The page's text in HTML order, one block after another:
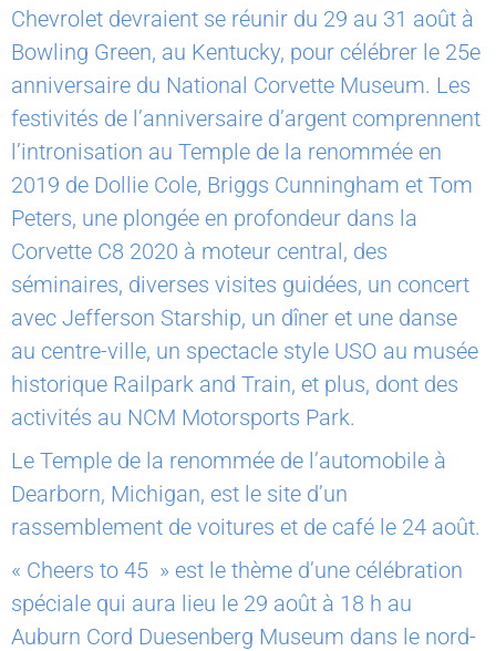
Chevrolet devraient se réunir du 29 au 31 août à
Bowling Green, au Kentucky, pour célébrer le 25e
anniversaire du National Corvette Museum. Les
festivités de l’anniversaire d’argent comprennent
l’intronisation au Temple de la renommée en
2019 de Dollie Cole, Briggs Cunningham et Tom
Peters, une plongée en profondeur dans la
Corvette C8 2020 à moteur central, des
séminaires, diverses visites guidées, un concert
avec Jefferson Starship, un dîner et une danse
au centre-ville, un spectacle style USO au musée
historique Railpark and Train, et plus, dont des
activités au NCM Motorsports Park.
Le Temple de la renommée de l’automobile à
Dearborn, Michigan, est le site d’un
rassemblement de voitures et de café le 24 août.
« Cheers to 45 » est le thème d’une célébration
spéciale qui aura lieu le 29 août à 18 h au
Auburn Cord Duesenberg Museum dans le nord-